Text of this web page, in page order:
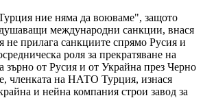
ние няма да воюваме", защото
международни санкции, внася
не прилага санкциите спрямо Русия и
роля за прекратяване на
зърно от Русия и от Украйна през Черно
членката на НАТО Турция, изнася
и нейна компания строи завод за